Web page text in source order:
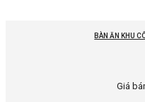
BÀN ĂN KHU
Giá